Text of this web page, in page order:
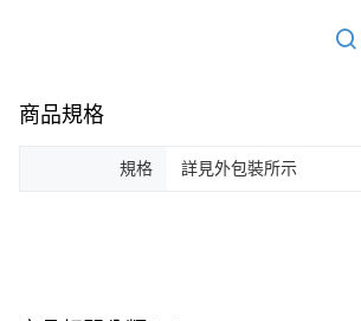
商品規格
規格 詳見外包裝所示